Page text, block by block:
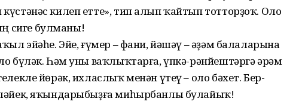
килеп етте», тип алып ҡайтып тотторҙоҡ. Оло
сиге булманы!
эйәһе. Эйе, ғүмер – фани, йәшәү – әҙәм балаларына
бүләк. Һәм уны ваҡлыҡтарға, үпкә-рәнйештәргә әрәм
йөрәк, ихласлыҡ менән үтеү – оло бәхет. Бер-
яҡындарыбыҙға миһырбанлы булайыҡ!